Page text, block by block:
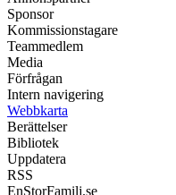
Sponsor
Kommissionstagare
Teammedlem
Media
Förfrågan
Intern navigering
Webbkarta
Berättelser
Bibliotek
Uppdatera
RSS
EnStorFamilj.se